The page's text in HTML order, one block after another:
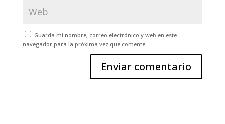
Guarda mi nombre, correo electrónico y web en este
navegador para la próxima vez que comente.